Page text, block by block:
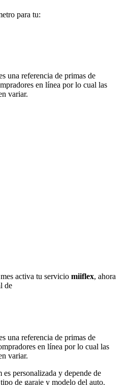
para tu:
una referencia de primas de
en línea por lo cual las
variar.
activa tu servicio miiflex, ahora
de
una referencia de primas de
en línea por lo cual las
variar.
personalizada y depende de
de garaje y modelo del auto.